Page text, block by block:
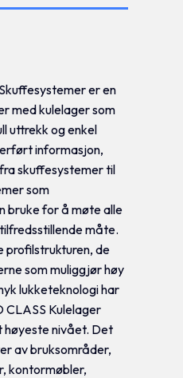
er en
med kulelager som
uttrekk og enkel
informasjon,
skuffesystemer til
som
bruke for å møte alle
måte.
profilstrukturen, de
som muliggjør høy
lukketeknologi har
CLASS Kulelager
høyeste nivået. Det
av bruksområder,
kontormøbler,